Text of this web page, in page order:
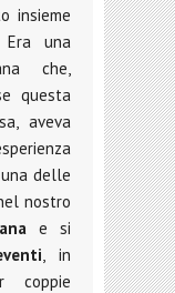
insieme
una
che,
questa
aveva
delle
nostro
e si
, in
coppie